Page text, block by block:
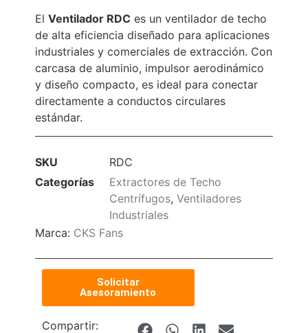
ElVentilador RDC es un ventilador de techo
de alta eficiencia diseñado para aplicaciones
industriales y comerciales de extracción. Con
carcasa de aluminio, impulsor aerodinámico
y diseño compacto, es ideal para conectar
directamente a conductos circulares
estándar.
SKU
RDC
Categorías
Extractores de Techo
Centrífugos,Ventiladores
Industriales
Marca: CKS Fans
Solicitar
Asesoramiento
Compartir: